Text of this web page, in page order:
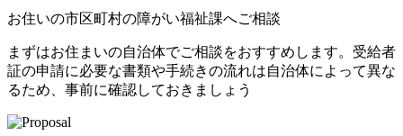
お住いの市区町村の障がい福祉課へご相談
まずはお住まいの自治体でご相談をおすすめします。受給者
証の申請に必要な書類や手続きの流れは自治体によって異な
るため、事前に確認しておきましょう